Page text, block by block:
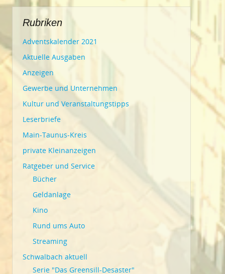
Rubriken
Adventskalender 2021
Aktuelle Ausgaben
Anzeigen
Gewerbe und Unternehmen
Kultur und Veranstaltungstipps
Leserbriefe
Main-Taunus-Kreis
private Kleinanzeigen
Ratgeber und Service
Bücher
Geldanlage
Kino
Rund ums Auto
Streaming
Schwalbach aktuell
Serie "Das Greensill-Desaster"